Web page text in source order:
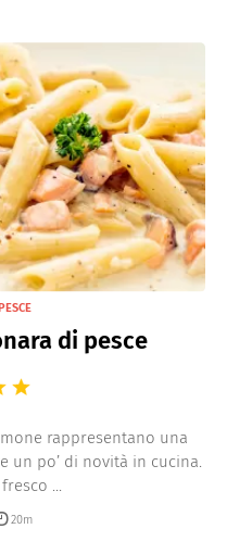
di pesce
rappresentano una
un po’ di novità in cucina.
...
20m